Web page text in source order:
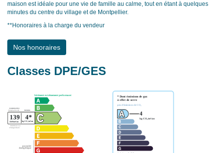
maison est idéale pour une vie de famille au calme, tout en étant à quelques
minutes du centre du village et de Montpellier.
**Honoraires à la charge du vendeur
Nos honoraires
Classes DPE/GES